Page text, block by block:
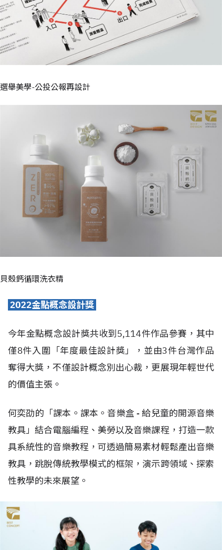
選舉美學-公投公報再設計
貝殼鈣循環洗衣精
2022金點概念設計獎
今年金點概念設計獎共收到5,114件作品參賽，其中
僅8件入圍「年度最佳設計獎」，並由3件台灣作品
奪得大獎，不僅設計概念別出心裁，更展現年輕世代
的價值主張。
何奕劭的「課本。課本。音樂盒 - 給兒童的開源音樂
教具」結合電腦編程、美勞以及音樂課程，打造一款
具系統性的音樂教程，可透過簡易素材輕鬆產出音樂
教具，跳脫傳統教學模式的框架，演示跨領域、探索
性教學的未來展望。